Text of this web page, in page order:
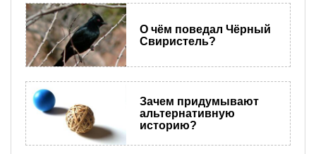
О чём поведал Чёрный
Свиристель?
Зачем придумывают
альтернативную
историю?